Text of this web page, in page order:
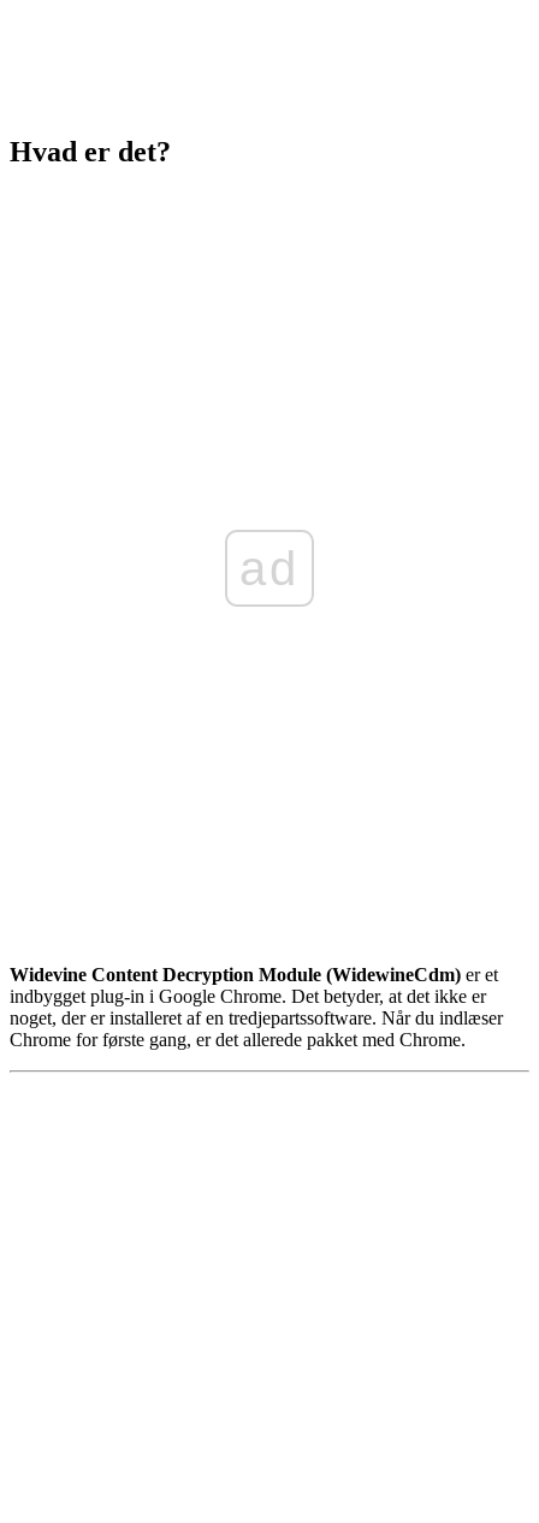
Hvad er det?
ad
Widevine Content Decryption Module (WidewineCdm) er et
indbygget plug-in i Google Chrome. Det betyder, at det ikke er
noget, der er installeret af en tredjepartssoftware. Når du indlæser
Chrome for første gang, er det allerede pakket med Chrome.